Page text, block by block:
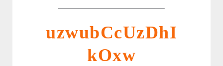
uzwubCcUzDhI
kOxw